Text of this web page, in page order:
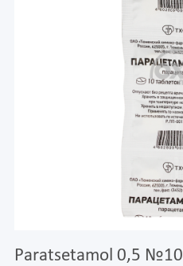
Paratsetamol 0,5 №10